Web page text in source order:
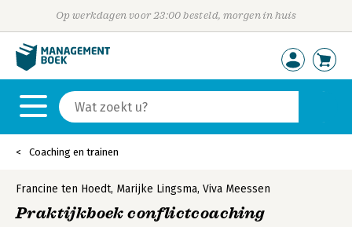
Op werkdagen voor 23:00 besteld, morgen in huis
Coaching en trainen
Francine ten Hoedt, Marijke Lingsma, Viva Meessen
Praktijkboek conflictcoaching